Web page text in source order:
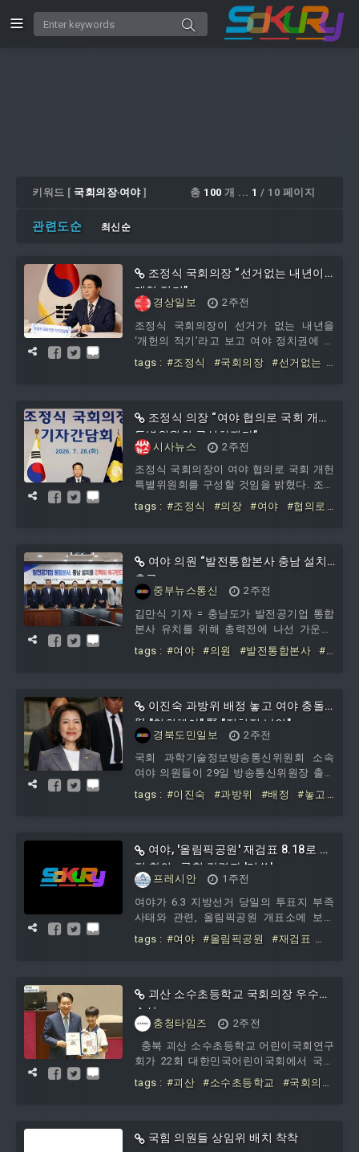
키워드 [ 국회의장‧여야] 총 100 개 ... 1 / 10 페이지
관련도순 최신순
조정식 국회의장 “선거없는 내년이
개헌 적기”
경상일보
2주전
조정식 국회의장이 선거가 없는 내년을
‘개헌의 적기’라고 보고 여야 정치권에 협
조를 주문했다. 조 의장은 이날 국회에서
진행한 취임 후 첫 기자간담회에서 개헌
하겠다. 여야 협의로 국회 개헌특위를 구
성해 내년에 개헌 논의를 본궤도에 올려놓
겠다”고 밝혔다. 앞서 조 의장은 지난 17일
제78주년 제헌절 경축사에서 “2027년에
국민주권 개헌안을 마련하고 이번 22대 국
회가 마무리되는 2028년 5월29일 내 10차
개헌을 매듭짓자”고 언급한 바 있
tags : #조정식 #국회의장
#선거없는
조정식 의장 “여야 협의로 국회 개헌
특별위원회 구성하겠다”
시사뉴스
2주전
조정식 국회의장이 여야 협의로 국회 개헌
특별위원회를 구성할 것임을 밝혔다. 조정
식 국회의장은 28일 국회에서 기자간담회
를 해 “개헌은 차분하고 담대하게 추진하
다”며 “여야 협의로 국회 개헌특위를 구성
해 내년에 개헌 논의를 본궤도에 올려놓겠
다”고 말했다.
tags : #조정식 #의장 #여야
#협의로
여야 의원 “발전통합본사 충남 설치”
촉구
중부뉴스통신
2주전
김만식 기자 = 충남도가 발전공기업 통합
본사 유치를 위해 총력전에 나선 가운데,
지역 여야 국회의원들도 충남 설치를 강력
촉구하고 나섰다. 강
tags : #여야 #의원 #발전통합본사
#
이진숙 과방위 배정 놓고 여야 충돌…
與 "철회해야" 野 "정치적 낙인"
경북도민일보
2주전
국회 과학기술정보방송통신위원회 소속
여야 의원들이 29일 방송통신위원장 출신
인 국민의힘 이진숙 의원의 과방위원 배정
을 둘러싸고 정면으로 충돌했다.더불어민
tags : #이진숙 #과방위 #배정
#놓고
여야, '올림픽공원' 재검표 8.18로 잠
정 합의…국힘 강경파 '머쓱'
프레시안
1주전
여야가 6.3 지방선거 당일의 투표지 부족
사태와 관련, 올림픽공원 개표소에 보관
중인 투표용지 247만여 표에 대한 재검표
를 다음달 18일 하는 방안에 잠정 합의했
tags : #여야 #올림픽공원
#재검표
괴산 소수초등학교 국회의장 우수상
수상
충청타임즈
2주전
충북 괴산 소수초등학교 어린이국회연구
회가 22회 대한민국어린이국회에서 국회
의장 우수상을 받았다. 소수초 어린이국회
연구회는 ‘농산촌 늘봄학교 내실화를 위한
상했다. 어린이국회연구회 학생들은 괴산
tags : #괴산 #소수초등학교
#국회의
국힘 의원들 상임위 배치 착착